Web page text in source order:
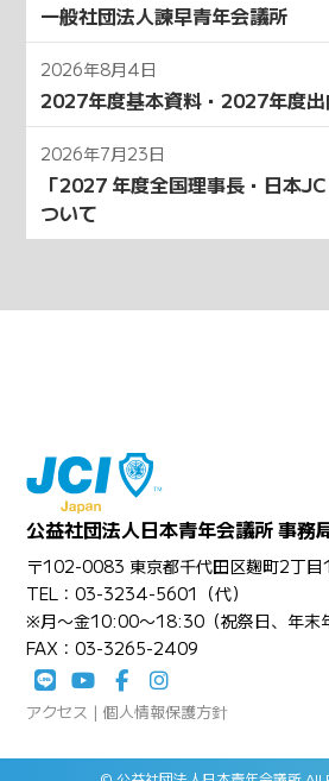
一般社団法人諫早青年会議所
2026年8月4日
2027年度基本資料・2027年度
2026年7月23日
「2027 年度全国理事⻑・⽇本
ついて
公益社団法人日本青年会議所 事務
〒102-0083 東京都千代田区麹町2丁
TEL：03-3234-5601（代）
※月〜金10:00〜18:30（祝祭日、年末
FAX：03-3265-2409
アクセス |個人情報保護方針